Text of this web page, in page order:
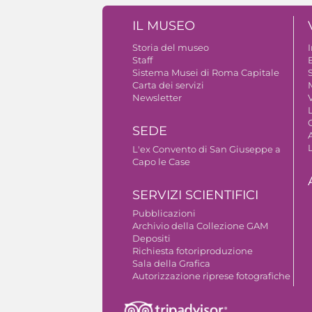
IL MUSEO
Storia del museo
Staff
Sistema Musei di Roma Capitale
Carta dei servizi
Newsletter
SEDE
L'ex Convento di San Giuseppe a
Capo le Case
SERVIZI SCIENTIFICI
Pubblicazioni
Archivio della Collezione GAM
Depositi
Richiesta fotoriproduzione
Sala della Grafica
Autorizzazione riprese fotografiche